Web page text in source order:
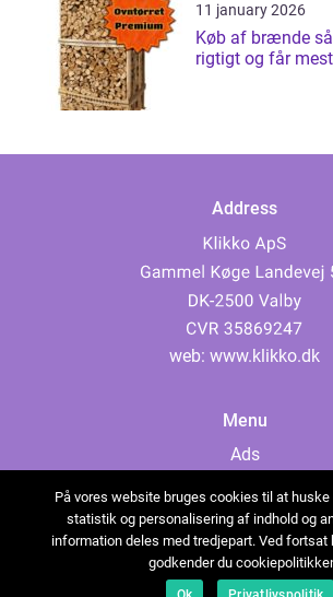
11 january 2026
Køb af brænde sådan vælger du
rigtigt og får
Address
web: www.klikko.dk
Menu
Ads
Cookies
Contact
Sitemap
På vores website bruges cookies til at huske
statistik og personalisering af indhold og
information deles med tredjepart. Ved fortsat
godkender du